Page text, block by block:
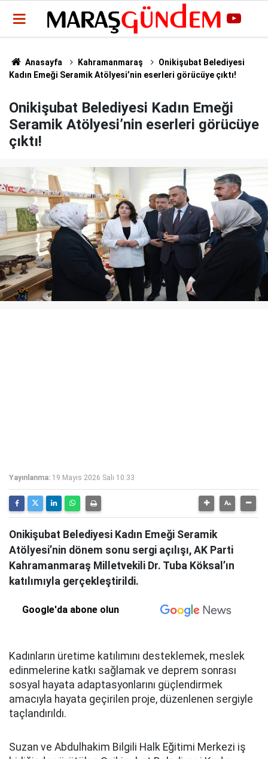
Anasayfa Kahramanmaraş
Onikişubat Belediyesi
Kadın Emeği Seramik Atölyesi’nin eserleri görücüye çıktı!
Onikişubat Belediyesi Kadın Emeği
Seramik Atölyesi’nin eserleri görücüye
çıktı!
Yayınlanma: 19 Mayıs 2026 Salı 10:33
Onikişubat Belediyesi Kadın Emeği Seramik
Atölyesi’nin dönem sonu sergi açılışı, AK Parti
Kahramanmaraş Milletvekili Dr. Tuba Köksal’ın
katılımıyla gerçekleştirildi.
Google'da abone olun
Kadınların üretime katılımını desteklemek, meslek
edinmelerine katkı sağlamak ve deprem sonrası
sosyal hayata adaptasyonlarını güçlendirmek
amacıyla hayata geçirilen proje, düzenlenen sergiyle
taçlandırıldı.
Suzan ve Abdulhakim Bilgili Halk Eğitimi Merkezi iş